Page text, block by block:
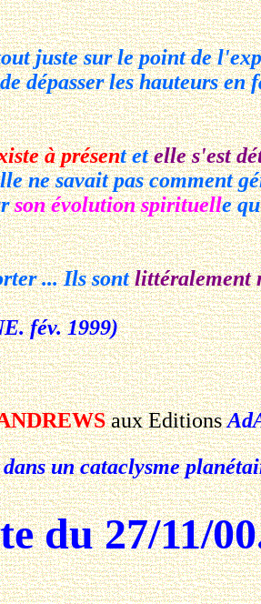
juste sur le point de
dépasser les hauteurs en
à présent etelle s'est
ne savait pas comment
son évolution spirituelle
... Ils sontlittéralement
fév. 1999)
aux Editions
un cataclysme
du 27/11/